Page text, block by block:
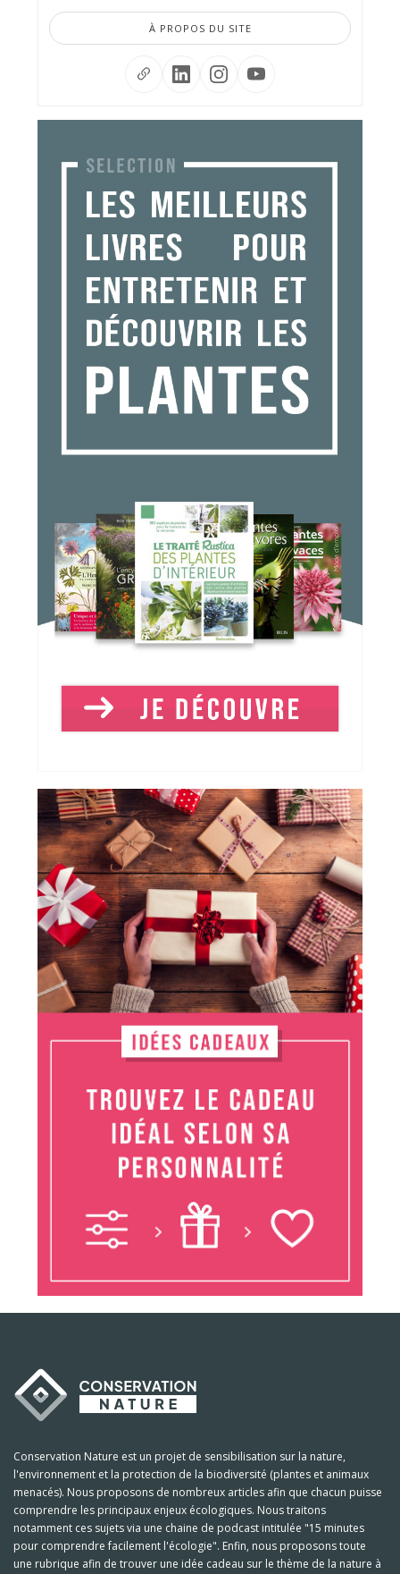
À PROPOS DU SITE
Conservation Nature est un projet de sensibilisation sur la nature,
l'environnement et la protection de la biodiversité (plantes et animaux
menacés). Nous proposons de nombreux articles afin que chacun puisse
comprendre les principaux enjeux écologiques. Nous traitons
notamment ces sujets via une chaine de podcast intitulée "15 minutes
pour comprendre facilement l'écologie". Enfin, nous proposons toute
une rubrique afin de trouver une idée cadeau sur le thème de la nature à